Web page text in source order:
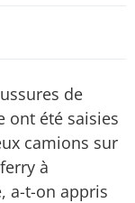
de
ont été saisies
camions sur
à
a-t-on appris